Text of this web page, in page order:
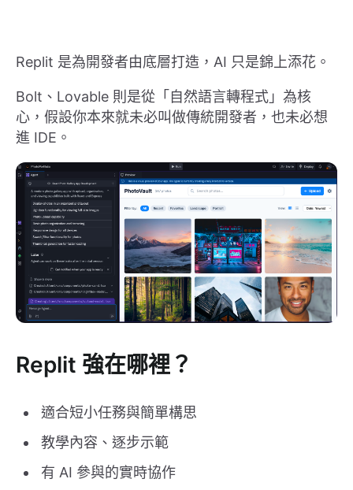
Replit 是為開發者由底層打造，AI 只是錦上添花。
Bolt、Lovable 則是從「自然語言轉程式」為核
心，假設你本來就未必叫做傳統開發者，也未必想
進 IDE。
Replit 強在哪裡？
適合短小任務與簡單構思
教學內容、逐步示範
有 AI 參與的實時協作